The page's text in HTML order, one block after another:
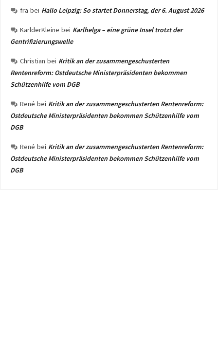
fra bei Hallo Leipzig: So startet Donnerstag, der 6. August 2026
KarlderKleine bei Karlhelga – eine grüne Insel trotzt der
Gentrifizierungswelle
Christian bei Kritik an der zusammengeschusterten
Rentenreform: Ostdeutsche Ministerpräsidenten bekommen
Schützenhilfe vom DGB
René bei Kritik an der zusammengeschusterten Rentenreform:
Ostdeutsche Ministerpräsidenten bekommen Schützenhilfe vom
DGB
René bei Kritik an der zusammengeschusterten Rentenreform:
Ostdeutsche Ministerpräsidenten bekommen Schützenhilfe vom
DGB